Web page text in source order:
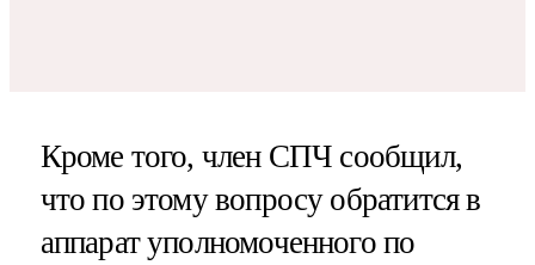
Кроме того, член СПЧ сообщил,
что по этому вопросу обратится в
аппарат уполномоченного по